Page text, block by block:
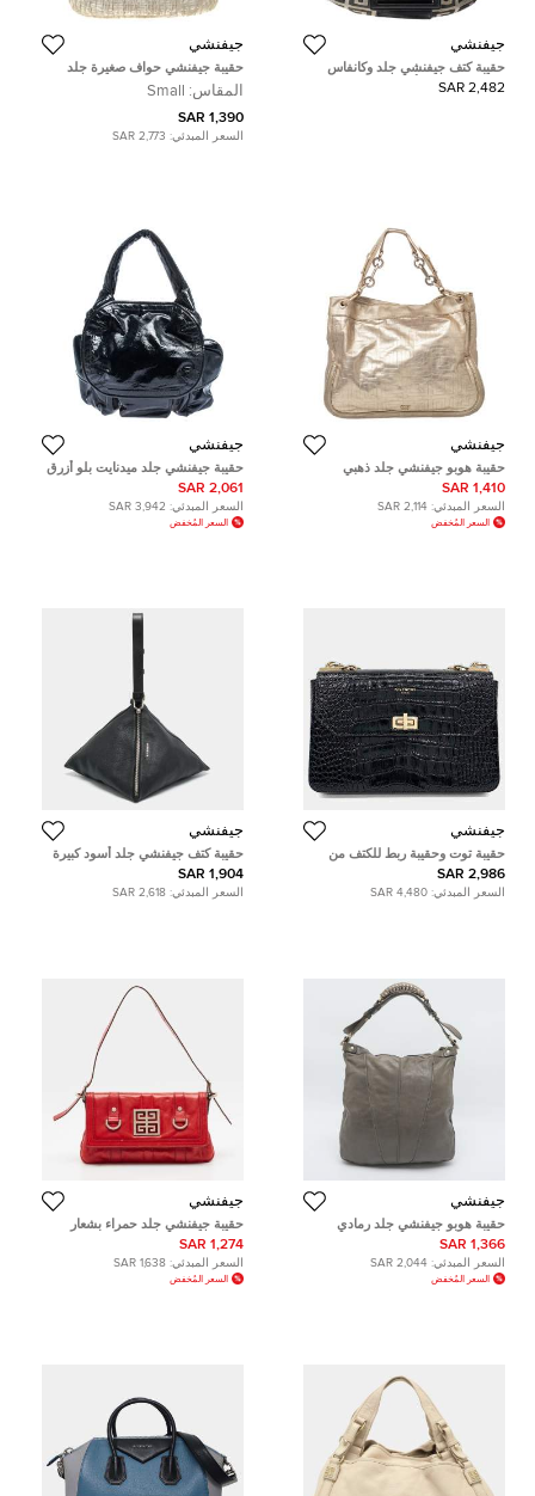
جيفنشي
حقيبة كتف جيفنشي جلد وكانفاس
بالشعار رصاصي/أسود
2,482 SAR
جيفنشي
حقيبة جيفنشي حواف صغيرة جلد
وكانفاس لامعة بيج
المقاس: Small
1,390 SAR
السعر المبدئي: 2,773 SAR
جيفنشي
حقيبة هوبو جيفنشي جلد ذهبي
مونوغرامي لامع
1,410 SAR
السعر المبدئي: 2,114 SAR
السعر المُخفض
جيفنشي
حقيبة جيفنشي جلد ميدنايت بلو أزرق
لامع
2,061 SAR
السعر المبدئي: 3,942 SAR
السعر المُخفض
جيفنشي
حقيبة توت وحقيبة ربط للكتف من
جيفنشي الجلدية السوداء كاتينا
2,986 SAR
السعر المبدئي: 4,480 SAR
جيفنشي
حقيبة كتف جيفنشي جلد أسود كبيرة
مثلثة الشكل
1,904 SAR
السعر المبدئي: 2,618 SAR
جيفنشي
حقيبة هوبو جيفنشي جلد رمادي
1,366 SAR
السعر المبدئي: 2,044 SAR
السعر المُخفض
جيفنشي
حقيبة جيفنشي جلد حمراء بشعار
وغطاء
1,274 SAR
السعر المبدئي: 1,638 SAR
السعر المُخفض